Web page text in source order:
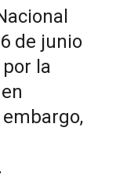
de junio
la